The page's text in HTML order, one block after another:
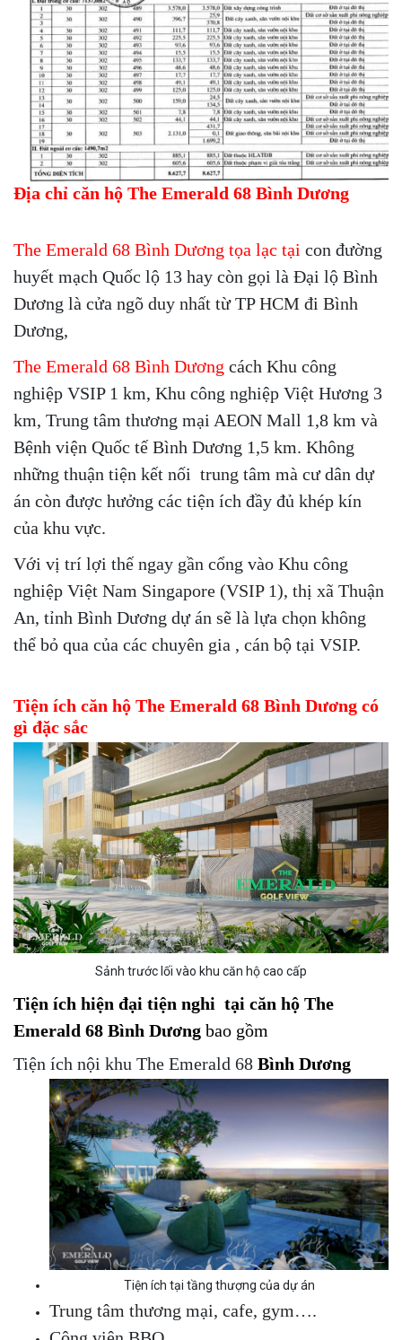
Địa chỉ căn hộ The Emerald 68 Bình Dương
The Emerald 68 Bình Dương tọa lạc tại con đường
huyết mạch Quốc lộ 13 hay còn gọi là Đại lộ Bình
Dương là cửa ngõ duy nhất từ TP HCM đi Bình
Dương,
The Emerald 68 Bình Dương cách Khu công
nghiệp VSIP 1 km, Khu công nghiệp Việt Hương 3
km, Trung tâm thương mại AEON Mall 1,8 km và
Bệnh viện Quốc tế Bình Dương 1,5 km. Không
những thuận tiện kết nối trung tâm mà cư dân dự
án còn được hưởng các tiện ích đầy đủ khép kín
của khu vực.
Với vị trí lợi thế ngay gần cổng vào Khu công
nghiệp Việt Nam Singapore (VSIP 1), thị xã Thuận
An, tỉnh Bình Dương dự án sẽ là lựa chọn không
thể bỏ qua của các chuyên gia , cán bộ tại VSIP.
Tiện ích căn hộ The Emerald 68 Bình Dương có
gì đặc sắc
Sảnh trước lối vào khu căn hộ cao cấp
Tiện ích hiện đại tiện nghi tại căn hộ The
Emerald 68 Bình Dương bao gồm
Tiện ích nội khu The Emerald 68 Bình Dương
Tiện ích tại tầng thượng của dự án
Trung tâm thương mại, cafe, gym….